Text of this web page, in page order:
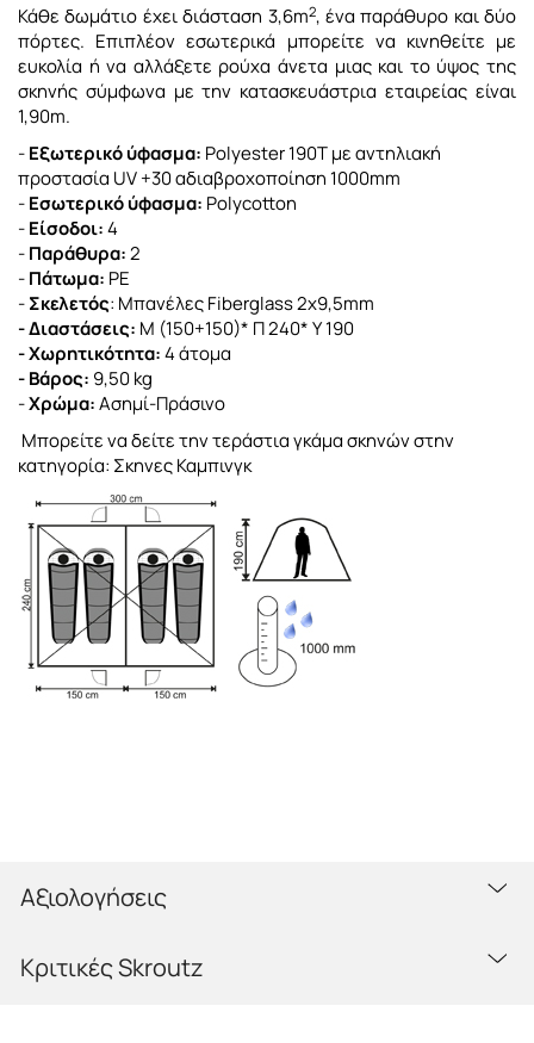
Κάθε δωμάτιο έχει διάσταση 3,6m2, ένα παράθυρο και δύο
πόρτες. Επιπλέον εσωτερικά μπορείτε να κινηθείτε με
ευκολία ή να αλλάξετε ρούχα άνετα μιας και το ύψος της
σκηνής σύμφωνα με την κατασκευάστρια εταιρείας είναι
1,90m.
-Εξωτερικό ύφασμα: Polyester 190Tμεαντηλιακή
προστασία UV +30αδιαβροχοποίηση 1000mm
-Εσωτερικόύφασμα: Polycotton
-Είσοδοι:4
-Παράθυρα:2
-Πάτωμα: PE
-Σκελετός: Μπανέλες Fiberglass 2x9,5mm
- Διαστάσεις: Μ (150+150)* Π 240* Υ 190
- Χωρητικότητα:4 άτομα
- Βάρος: 9,50 kg
-Χρώμα:Ασημί-Πράσινο
Μπορείτε να δείτε την τεράστια γκάμα σκηνών στην
κατηγορία: Σκηνες Καμπινγκ
Αξιολογήσεις
Κριτικές Skroutz